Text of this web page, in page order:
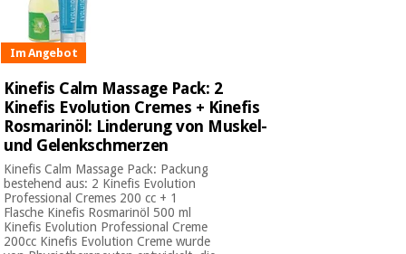
Im Angebot
Kinefis Calm Massage Pack: 2
Kinefis Evolution Cremes + Kinefis
Rosmarinöl: Linderung von Muskel-
und Gelenkschmerzen
Kinefis Calm Massage Pack: Packung
bestehend aus: 2 Kinefis Evolution
Professional Cremes 200 cc + 1
Flasche Kinefis Rosmarinöl 500 ml
Kinefis Evolution Professional Creme
200cc Kinefis Evolution Creme wurde